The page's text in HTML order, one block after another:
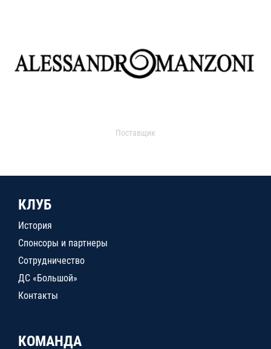
Поставщик
КЛУБ
История
Спонсоры и партнеры
Сотрудничество
ДС «Большой»
Контакты
КОМАНДА